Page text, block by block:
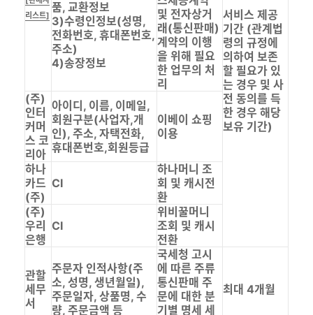
리스트]
품, 교환정보
3)수령인정보(성명,
전화번호, 휴대폰번호,
주소)
4)송장정보
및 전자상거
래(통신판매)
계약의 이행
을 위해 필요
한 업무의 처
리
서비스 제공
기간 (관계법
령의 규정에
의하여 보존
할 필요가 있
는 경우 및 사
전 동의를 득
한 경우 해당
보유 기간)
(주)
인터
커머
스 코
리아
아이디, 이름, 이메일,
회원구분(사업자,개
인), 주소, 자택전화,
휴대폰번호,회원등급
이베이 쇼핑
이용
하나
카드
(주)
CI
하나머니 조
회 및 캐시전
환
(주)
우리
은행
CI
위비꿀머니
조회 및 캐시
전환
관할
세무
서
주문자 인적사항(주
소, 성명, 생년월일),
주문일자, 상품명, 수
량, 주문금액 등
국세청 고시
에 따른 주류
통신판매 주
문에 대한 분
기별 명세 세
최대 4개월